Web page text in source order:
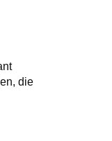
die